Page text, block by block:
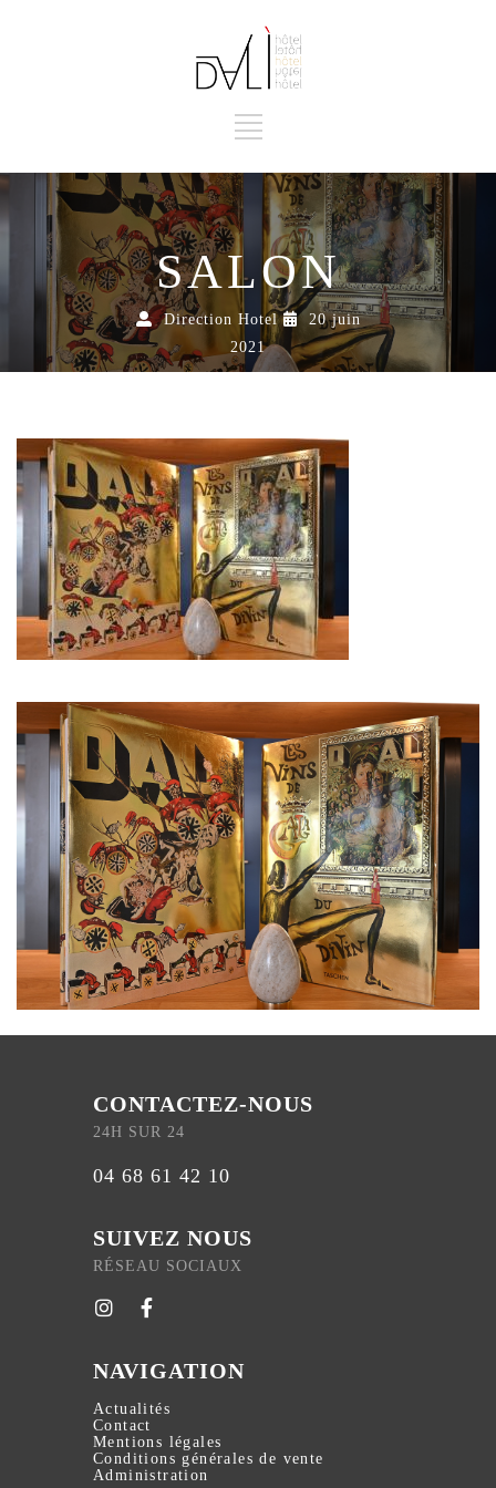
SALON
Direction Hotel
20 juin
2021
CONTACTEZ-NOUS
24H SUR 24
04 68 61 42 10
SUIVEZ NOUS
RÉSEAU SOCIAUX
NAVIGATION
Actualités
Contact
Mentions légales
Conditions générales de vente
Administration